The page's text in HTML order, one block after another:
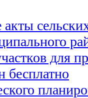
для
бесплатно